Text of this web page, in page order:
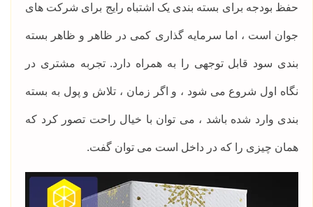
حفظ بودجه برای بسته بندی یک اشتباه رایج برای شرکت های
جوان است ، اما سرمایه گذاری کمی در ظاهر و ظاهر بسته
بندی سود قابل توجهی را به همراه دارد. تجربه مشتری در
نگاه اول شروع می شود ، و اگر زمان ، تلاش و پول به بسته
بندی وارد شده باشد ، می توان با خیال راحت تصور کرد که
همان چیزی را که در داخل است می توان گفت.